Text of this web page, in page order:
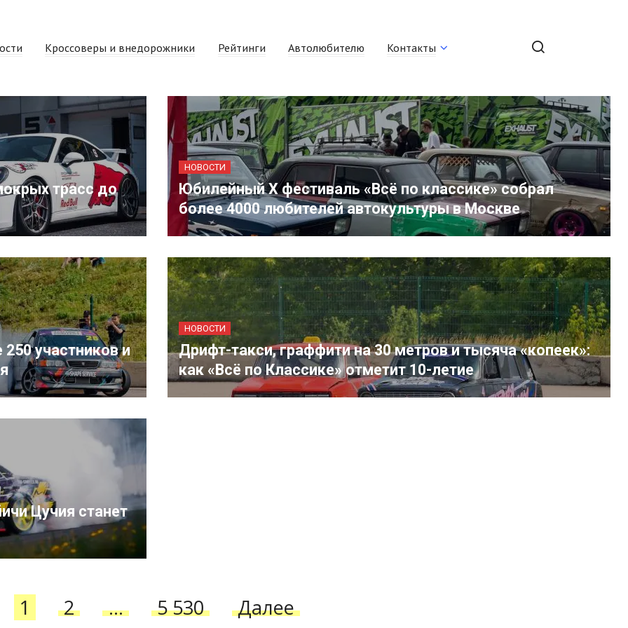
Кроссоверы и внедорожники Рейтинги Автолюбителю Контакты
трасс до
НОВОСТИ
Юбилейный X фестиваль «Всё по классике» собрал
более 4000 любителей автокультуры в Москве
участников и
НОВОСТИ
Дрифт-такси, граффити на 30 метров и тысяча «копеек»:
как «Всё по Классике» отметит 10-летие
Цучия станет
1 2 … 5 530 Далее